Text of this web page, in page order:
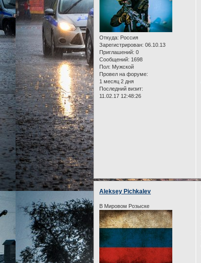
Откуда: Россия
Зарегистрирован: 06.10.13
Приглашений: 0
Сообщений: 1698
Пол: Мужской
Провел на форуме:
1 месяц 2 дня
Последний визит:
11.02.17 12:48:26
Aleksey Pichkalev
В Мировом Розыске